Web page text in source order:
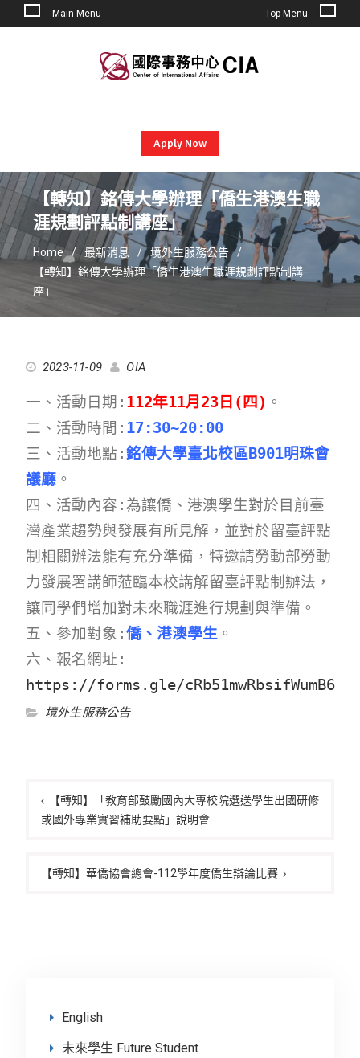
Main Menu Top Menu
Apply Now
【轉知】銘傳大學辦理「僑生港澳生職
涯規劃評點制講座」
Home 最新消息
境外生服務公告
【轉知】銘傳大學辦理「僑生港澳生職涯規劃評點制講
座」
2023-11-09 OIA
一、活動日期: 112年11月23日(四) 。
二、活動時間: 17:30~20:00
三、活動地點:銘傳大學臺北校區B901明珠會
議廳。
四、活動內容:為讓僑、港澳學生對於目前臺
灣產業趨勢與發展有所見解，並對於留臺評點
制相關辦法能有充分準備，特邀請勞動部勞動
力發展署講師蒞臨本校講解留臺評點制辦法，
讓同學們增加對未來職涯進行規劃與準備。
五、參加對象:僑、港澳學生 。
六、報名網址:
https://forms.gle/cRb51mwRbsifWumB6
境外生服務公告
章
導
【轉知】「教育部鼓勵國內大專校院選送學生出國研修
或國外專業實習補助要點」說明會
【轉知】華僑協會總會-112學年度僑生辯論比賽
English
未來學生 Future Student